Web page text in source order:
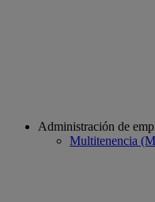
Administración de
Multitenencia